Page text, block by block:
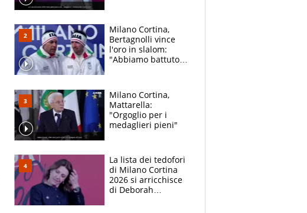
Milano Cortina,
Bertagnolli vince
l'oro in slalom:
"Abbiamo battuto
Milano Cortina,
Mattarella:
"Orgoglio per i
medaglieri pieni"
La lista dei tedofori
di Milano Cortina
2026 si arricchisce
di Deborah